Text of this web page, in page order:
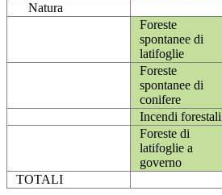
Natura
Foreste
spontanee di
latifoglie
Foreste
spontanee di
conifere
Incendi forestali
Foreste di
latifoglie a
governo
TOTALI